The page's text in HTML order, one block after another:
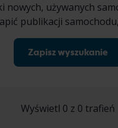
nowych, używanych
publikacji
Zapisz wyszukanie
Wyświetl 0 z 0 trafień